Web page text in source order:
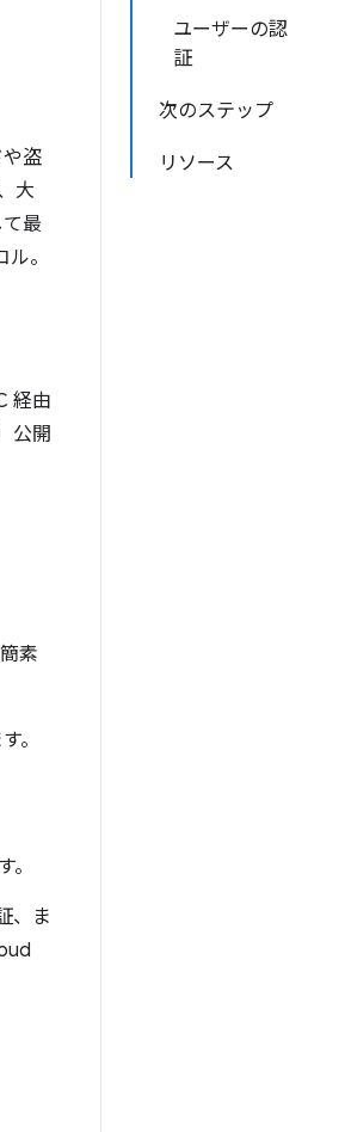
ユーザーの認
証
次のステップ
リソース
盗
大
最
。
経由
公開
素
。
、ま